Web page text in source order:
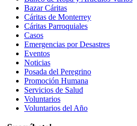
Bazar Cáritas
Cáritas de Monterrey
Cáritas Parroquiales
Casos
Emergencias por Desastres
Eventos
Noticias
Posada del Peregrino
Promoción Humana
Servicios de Salud
Voluntarios
Voluntarios del Año